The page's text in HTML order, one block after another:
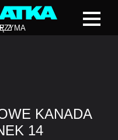
Z
KANADA
14